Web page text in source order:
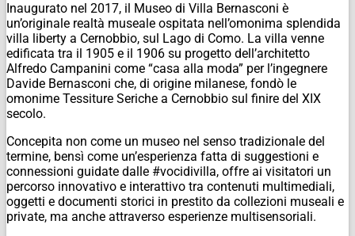
Inaugurato nel 2017, il Museo di Villa Bernasconi è
un’originale realtà museale ospitata nell’omonima splendida
villa liberty a Cernobbio, sul Lago di Como. La villa venne
edificata tra il 1905 e il 1906 su progetto dell’architetto
Alfredo Campanini come “casa alla moda” per l’ingegnere
Davide Bernasconi che, di origine milanese, fondò le
omonime Tessiture Seriche a Cernobbio sul finire del XIX
secolo.
Concepita non come un museo nel senso tradizionale del
termine, bensì come un’esperienza fatta di suggestioni e
connessioni guidate dalle #vocidivilla, offre ai visitatori un
percorso innovativo e interattivo tra contenuti multimediali,
oggetti e documenti storici in prestito da collezioni museali e
private, ma anche attraverso esperienze multisensoriali.